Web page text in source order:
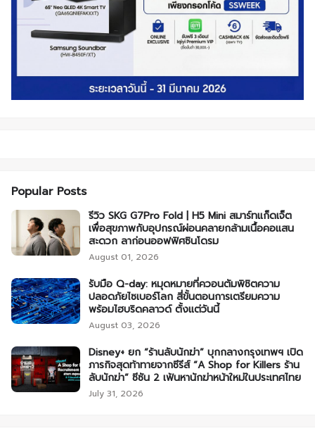
Popular Posts
รีวิว SKG G7Pro Fold | H5 Mini สมาร์ทแก็ดเจ็ต
เพื่อสุขภาพกับอุปกรณ์ผ่อนคลายกล้ามเนื้อคอแสน
สะดวก ลาก่อนออฟฟิศซินโดรม
August 01, 2026
รับมือ Q-day: หมุดหมายที่ควอนตัมพิชิตความ
ปลอดภัยไซเบอร์โลก สี่ขั้นตอนการเตรียมความ
พร้อมไฮบริดคลาวด์ ตั้งแต่วันนี้
August 03, 2026
Disney+ ยก “ร้านลับนักฆ่า” บุกกลางกรุงเทพฯ เปิด
ภารกิจสุดท้าทายจากซีรีส์ “A Shop for Killers ร้าน
ลับนักฆ่า” ซีซัน 2 เฟ้นหานักฆ่าหน้าใหม่ในประเทศไทย
July 31, 2026